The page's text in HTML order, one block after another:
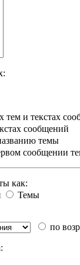
тем и текстах
сообщений
темы
сообщении
как:
Темы
по